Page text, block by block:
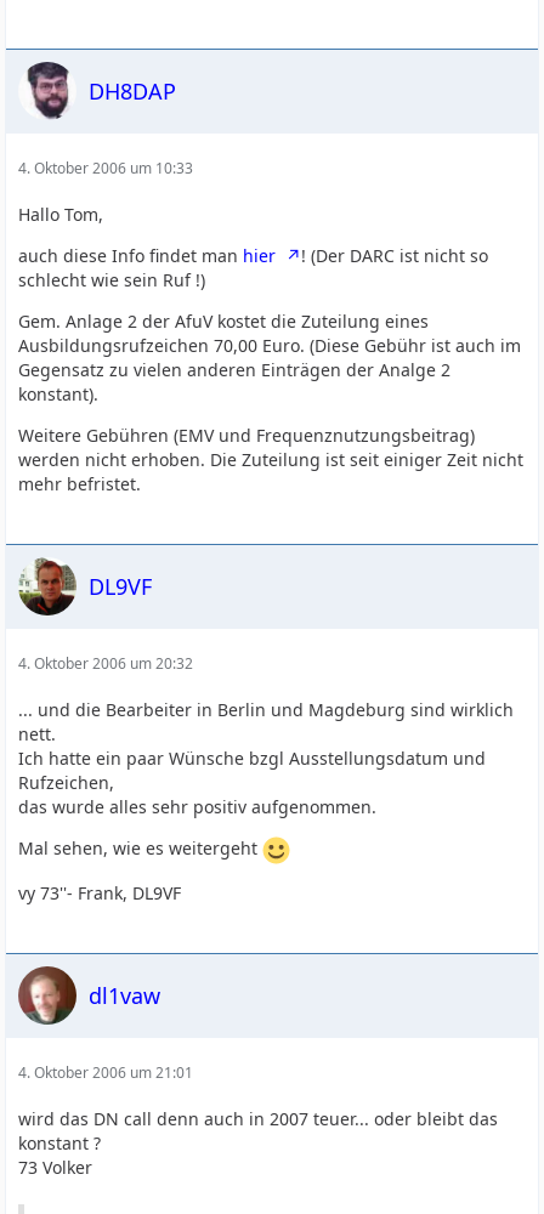
DH8DAP
4. Oktober 2006 um 10:33
Hallo Tom,
auch diese Info findet man hier
! (Der DARC ist nicht so
schlecht wie sein Ruf !)
Gem. Anlage 2 der AfuV kostet die Zuteilung eines
Ausbildungsrufzeichen 70,00 Euro. (Diese Gebühr ist auch im
Gegensatz zu vielen anderen Einträgen der Analge 2
konstant).
Weitere Gebühren (EMV und Frequenznutzungsbeitrag)
werden nicht erhoben. Die Zuteilung ist seit einiger Zeit nicht
mehr befristet.
DL9VF
4. Oktober 2006 um 20:32
... und die Bearbeiter in Berlin und Magdeburg sind wirklich
nett.
Ich hatte ein paar Wünsche bzgl Ausstellungsdatum und
Rufzeichen,
das wurde alles sehr positiv aufgenommen.
Mal sehen, wie es weitergeht
vy 73''- Frank, DL9VF
dl1vaw
4. Oktober 2006 um 21:01
wird das DN call denn auch in 2007 teuer... oder bleibt das
konstant ?
73 Volker